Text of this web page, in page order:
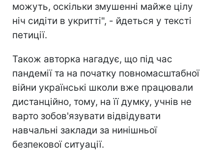
можуть, оскільки змушенні майже цілу
ніч сидіти в укритті", - йдеться у тексті
петиції.
Також авторка нагадує, що під час
пандемії та на початку повномасштабної
війни українські школи вже працювали
дистанційно, тому, на її думку, учнів не
варто зобов'язувати відвідувати
навчальні заклади за нинішньої
безпекової ситуації.